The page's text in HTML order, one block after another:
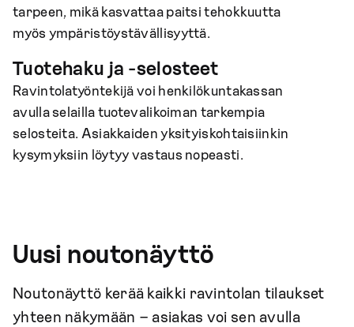
tarpeen, mikä kasvattaa paitsi tehokkuutta
myös ympäristöystävällisyyttä.
Tuotehaku ja -selosteet
Ravintolatyöntekijä voi henkilökuntakassan
avulla selailla tuotevalikoiman tarkempia
selosteita. Asiakkaiden yksityiskohtaisiinkin
kysymyksiin löytyy vastaus nopeasti.
Uusi noutonäyttö
Noutonäyttö kerää kaikki ravintolan tilaukset
yhteen näkymään – asiakas voi sen avulla